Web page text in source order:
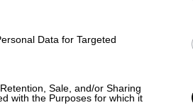
Data for Targeted
Sale, and/or Sharing
with the Purposes for which it